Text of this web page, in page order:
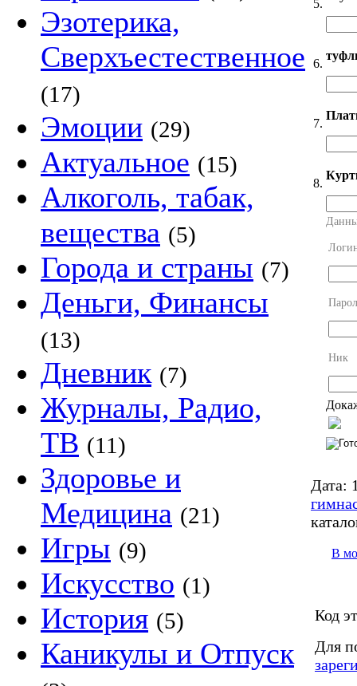
Эзотерика,
Сверхъестественное
(17)
Эмоции (29)
Актуальное (15)
Алкоголь, табак,
вещества (5)
Города и страны (7)
Деньги, Финансы
(13)
Дневник (7)
Журналы, Радио,
ТВ (11)
Здоровье и
Медицина (21)
Игры (9)
Искусство (1)
История (5)
Каникулы и Отпуск
5.
6.
7.
8.
Ник
Дата:
В
Код
Для